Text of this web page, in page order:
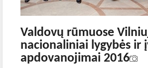
Valdovų rūmuose
nacionaliniai lygybės ir
apdovanojimai 2016